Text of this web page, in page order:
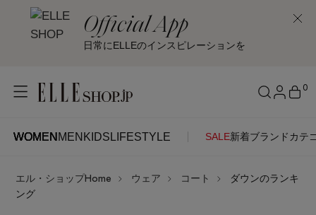
Official App
日常にELLEのインスピレーションを
WOMEN MEN KIDS LIFESTYLE SALE新着ブランド カテ
0
WOMENMENKIDSLIFESTYLE
ITEMS
エル・ショップHome ウェア コート
ダウンのランキ
ング